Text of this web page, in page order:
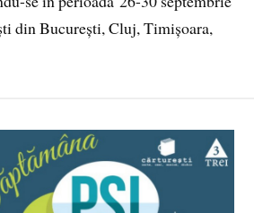
din București, Cluj, Timișoara,